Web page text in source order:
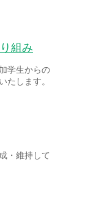
組み
学生からの
たします。
・維持して